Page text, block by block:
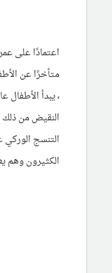
اعتمادًا على
متأخرًا عن
، يبدأ
النقيض من ذلك
التنسج
الكثيرون وهم